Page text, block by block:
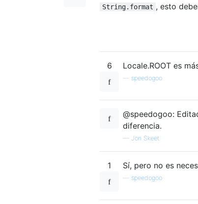
String.format , esto
6 Locale.ROOT es
speedogoo
@speedogoo:
diferencia.
— Jon Skeet
1 Sí, pero no es
speedogoo